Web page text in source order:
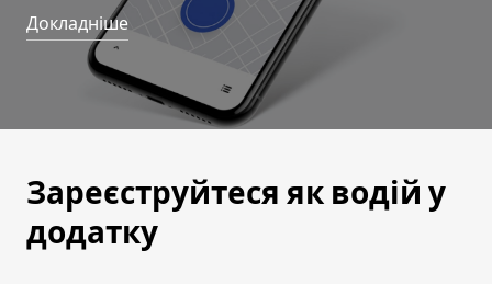
Докладніше
Зареєструйтеся як водій у
додатку